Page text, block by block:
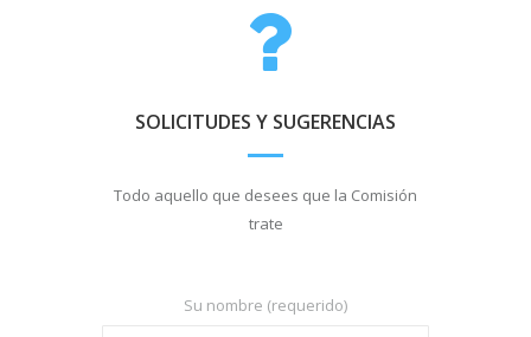
SOLICITUDES Y SUGERENCIAS
Todo aquello que desees que la Comisión
trate
Su nombre (requerido)